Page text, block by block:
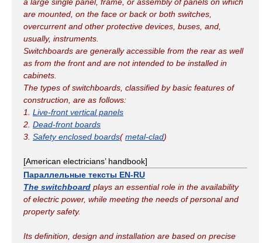
are mounted, on the face or back or both switches,
overcurrent and other protective devices, buses, and,
usually, instruments.
Switchboards are generally accessible from the rear as well
as from the front and are not intended to be installed in
cabinets.
The types of switchboards, classified by basic features of
construction, are as follows:
1. Live-front vertical panels
2. Dead-front boards
3. Safety enclosed boards(metal-clad)
[American electricians’ handbook]
Параллельные тексты EN-RU
The switchboard plays an essential role in the availability
of electric power, while meeting the needs of personal and
property safety.
Its definition, design and installation are based on precise